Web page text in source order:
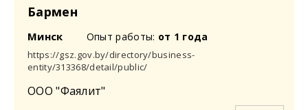
Бармен
Минск Опыт работы: от 1 года
https://gsz.gov.by/directory/business-
entity/313368/detail/public/
ООО "Фаялит"